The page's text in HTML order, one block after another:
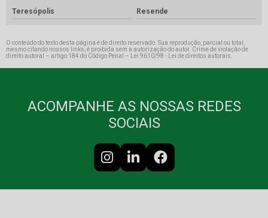
Teresópolis Resende
O conteúdo do texto desta página é de direito reservado. Sua reprodução, parcial ou total,
mesmo citando nossos links, é proibida sem a autorização do autor. Crime de violação de
direito autoral – artigo 184 do Código Penal –
Lei 9610/98 - Lei de direitos autorais
ACOMPANHE AS NOSSAS REDES
SOCIAIS